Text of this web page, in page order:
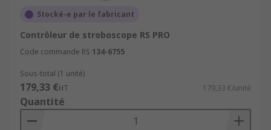
Stocké-e par le fabricant
Contrôleur de stroboscope RS PRO
Code commande RS 134-6755
Sous-total (1 unité)
179,33 €HT 179,33 €/unité
Quantité